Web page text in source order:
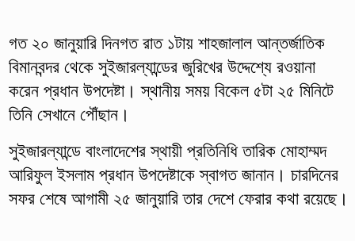
গত ২০ জানুয়ারি দিনগত রাত ১টায় শাহজালাল আন্তর্জাতিক
বিমানবন্দর থেকে সুইজারল্যান্ডের জুরিখের উদ্দেশ্যে রওয়ানা
করেন প্রধান উপদেষ্টা। স্থানীয় সময় বিকেল ৫টা ২৫ মিনিটে
তিনি সেখানে পৌঁছান।
সুইজারল্যান্ডে বাংলাদেশের স্থায়ী প্রতিনিধি তারিক মোহাম্মদ
আরিফুল ইসলাম প্রধান উপদেষ্টাকে স্বাগত জানান। চারদিনের
সফর শেষে আগামী ২৫ জানুয়ারি তার দেশে ফেরার কথা রয়েছে।